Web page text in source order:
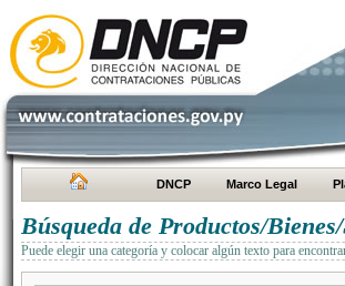
DNCP Marco Legal
Búsqueda de Productos/
Puede elegir una categoría y colocar algún texto para